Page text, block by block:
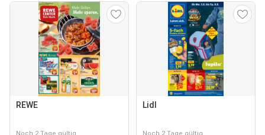
REWE Lidl